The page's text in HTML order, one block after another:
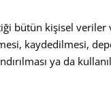
bütün kişisel veriler
kaydedilmesi,
ya da